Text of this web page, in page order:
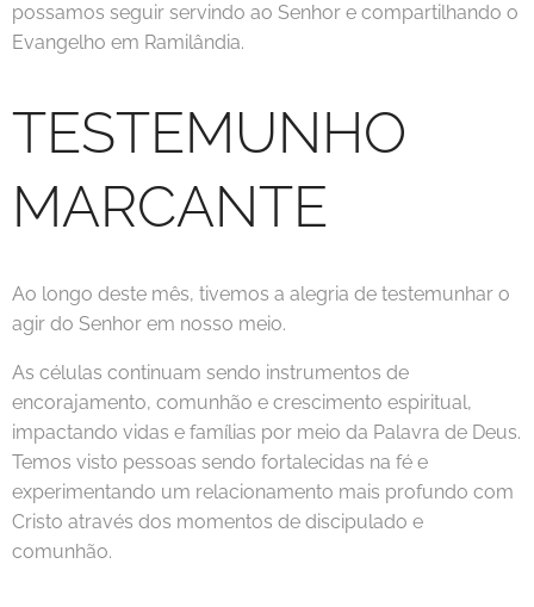
possamos seguir servindo ao Senhor e compartilhando o
Evangelho em Ramilândia.
TESTEMUNHO
MARCANTE
Ao longo deste mês, tivemos a alegria de testemunhar o
agir do Senhor em nosso meio.
As células continuam sendo instrumentos de
encorajamento, comunhão e crescimento espiritual,
impactando vidas e famílias por meio da Palavra de Deus.
Temos visto pessoas sendo fortalecidas na fé e
experimentando um relacionamento mais profundo com
Cristo através dos momentos de discipulado e
comunhão.